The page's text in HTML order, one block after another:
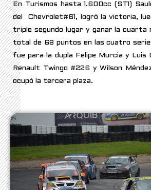
En Turismos hasta 1.600cc (ST1)
del Chevrolet#61, logró la victoria,
triple segundo lugar y ganar la cuarta
total de 68 puntos en las cuatro
fue para la dupla Felipe Murcia y Luis
Renault Twingo #226 y Wilson
ocupó la tercera plaza.